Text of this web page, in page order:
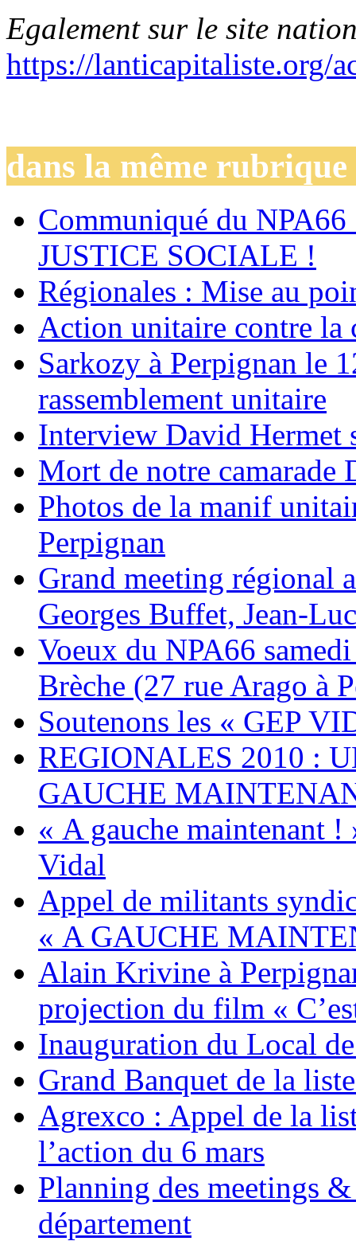
Egalement sur le site
https://lanticapitaliste.org/
dans la même rubrique
Communiqué du
JUSTICE SOCIALE !
Régionales : Mise au
Action unitaire contre la
Sarkozy à Perpignan le
rassemblement unitaire
Interview David Hermet
Mort de notre camarade
Photos de la manif
Perpignan
Grand meeting régional
Georges Buffet, Jean-
Voeux du NPA66
Brèche (27 rue Arago à
Soutenons les « GEP
REGIONALES 2010 :
GAUCHE
« A gauche maintenant !
Vidal
Appel de militants
« A GAUCHE
Alain Krivine à
projection du film «
Inauguration du Local
Grand Banquet de la
Agrexco : Appel de la
l’action du 6 mars
Planning des meetings
département